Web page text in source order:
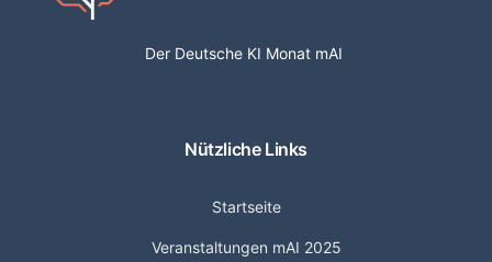
Der Deutsche KI Monat mAI
Nützliche Links
Startseite
Veranstaltungen mAI 2025